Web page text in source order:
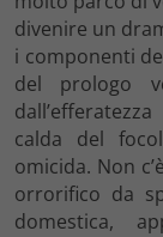
divenire un
i componenti
del prologo
calda del
omicida. Non
orrorifico da
domestica,